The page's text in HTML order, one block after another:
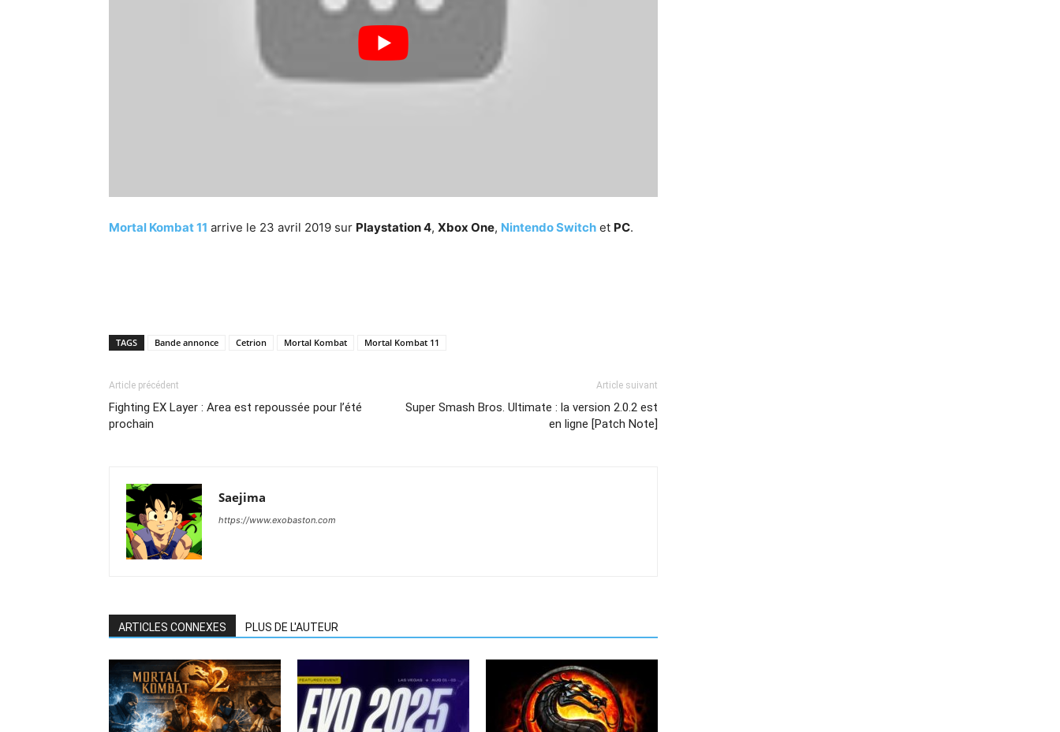
Mortal Kombat 11 arrive le 23 avril 2019 sur Playstation 4, Xbox One, Nintendo Switch et PC.
TAGS Bande annonce Cetrion Mortal Kombat Mortal Kombat 11
Article précédent
Fighting EX Layer : Area est repoussée pour l’été
prochain
Article suivant
Super Smash Bros. Ultimate : la version 2.0.2 est
en ligne [Patch Note]
Saejima
https://www.exobaston.com
ARTICLES CONNEXES PLUS DE L'AUTEUR